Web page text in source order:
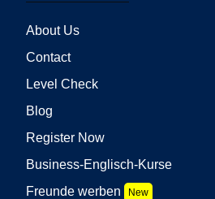
About Us
Contact
Level Check
Blog
Register Now
Business-Englisch-Kurse
Freunde werben
New